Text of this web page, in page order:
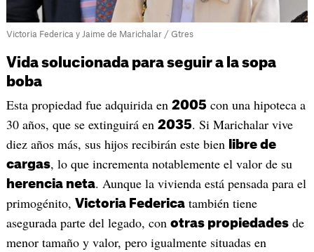
Victoria Federica y Jaime de Marichalar / Gtres
Vida solucionada para seguir a la sopa
boba
Esta propiedad fue adquirida en 2005con una hipoteca a
30 años, que se extinguirá en 2035. Si Marichalar vive
diez años más, sus hijos recibirán este bien
libre de
cargas, lo que incrementa notablemente el valor de su
herencia neta. Aunque la vivienda está pensada para el
primogénito, Victoria Federicatambién tiene
asegurada parte del legado, con otras propiedadesde
menor tamaño y valor, pero igualmente situadas en